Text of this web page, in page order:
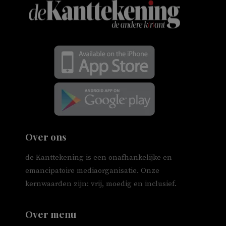
Over ons
de Kanttekening is een onafhankelijke en
emancipatoire mediaorganisatie. Onze
kernwaarden zijn: vrij, moedig en inclusief.
Over menu